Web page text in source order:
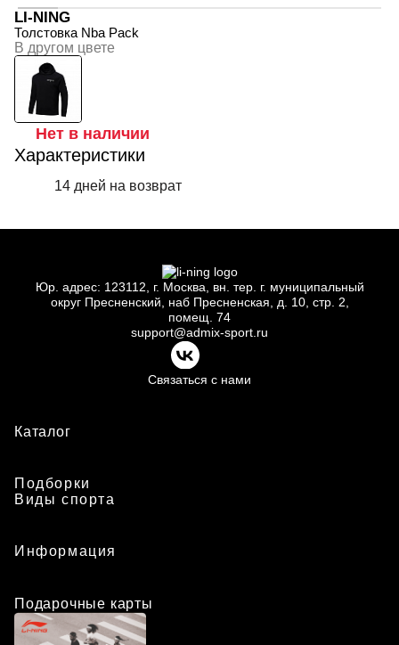
LI-NING
Толстовка Nba Pack
В другом цвете
Нет в наличии
Характеристики
14 дней на возврат
Юр. адрес: 123112, г. Москва, вн. тер. г. муниципальный
округ Пресненский, наб Пресненская, д.
10, стр. 2,
помещ. 74
support@admix-sport.ru
Связаться с нами
Каталог
Подборки
Виды спорта
Информация
Подарочные карты